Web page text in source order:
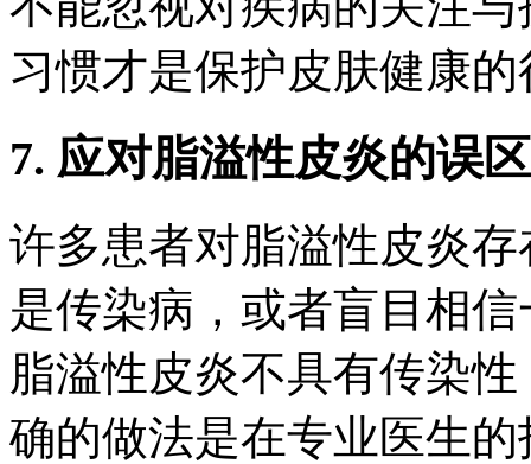
习惯才是保护皮肤健康
7. 应对脂溢性皮炎的误
许多患者对脂溢性皮炎
是传染病，或者盲目相
脂溢性皮炎不具有传染
确的做法是在专业医生